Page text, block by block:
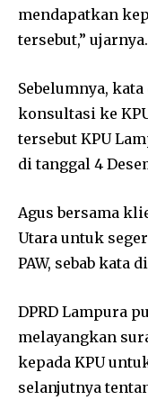
mendapatkan
tersebut,” ujarnya.
Sebelumnya,
konsultasi ke
tersebut KPU
di tanggal 4
Agus bersama
Utara untuk
PAW, sebab kata
DPRD Lampura
melayangkan
kepada KPU
selanjutnya